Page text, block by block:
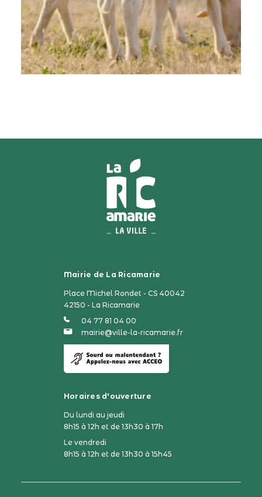
Mairie de La Ricamarie
Place Michel Rondet - CS 40042
42150 - La Ricamarie
04 77 81 04 00
mairie@ville-la-ricamarie.fr
Horaires d'ouverture
Du lundi au jeudi
8h15 à 12h et de 13h30 à 17h
Le vendredi
8h15 à 12h et de 13h30 à 15h45